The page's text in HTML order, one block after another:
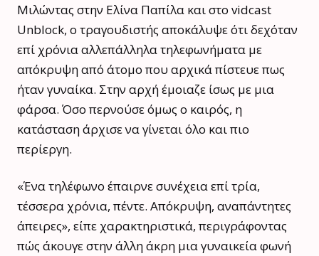
Μιλώντας στην Ελίνα Παπίλα και στο vidcast
Unblock, ο τραγουδιστής αποκάλυψε ότι δεχόταν
επί χρόνια αλλεπάλληλα τηλεφωνήματα με
απόκρυψη από άτομο που αρχικά πίστευε πως
ήταν γυναίκα. Στην αρχή έμοιαζε ίσως με μια
φάρσα. Όσο περνούσε όμως ο καιρός, η
κατάσταση άρχισε να γίνεται όλο και πιο
περίεργη.
«Ένα τηλέφωνο έπαιρνε συνέχεια επί τρία,
τέσσερα χρόνια, πέντε. Απόκρυψη, αναπάντητες
άπειρες», είπε χαρακτηριστικά, περιγράφοντας
πώς άκουγε στην άλλη άκρη μια γυναικεία φωνή